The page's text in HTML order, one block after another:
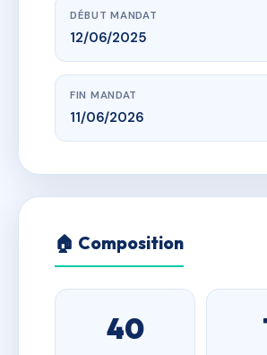
DÉBUT MANDAT
12/06/2025
FIN MANDAT
11/06/2026
🏠 Composition
40